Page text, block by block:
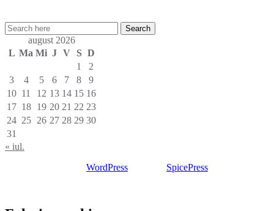
august 2026
L Ma Mi J V S D
1
2
3
4 5 6 7 8
9
10 11 12 13 14 15 16
17 18 19 20 21 22 23
24 25 26 27 28 29 30
31
« iul.
WordPress SpicePress